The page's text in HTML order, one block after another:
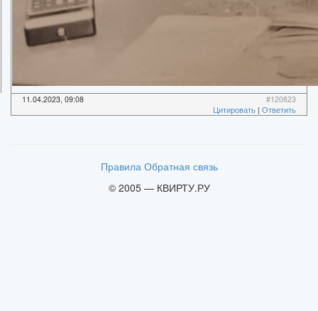
11.04.2023, 09:08
#120823
Цитировать | Ответить
Правила Обратная связь
© 2005 — КВИРТУ.РУ